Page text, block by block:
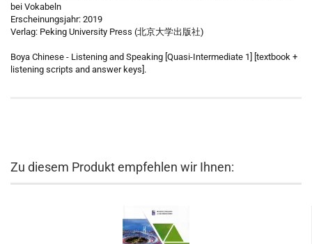
bei Vokabeln
Erscheinungsjahr: 2019
Verlag: Peking University Press (北京大学出版社)
Boya Chinese - Listening and Speaking [Quasi-Intermediate 1] [textbook +
listening scripts and answer keys].
Zu diesem Produkt empfehlen wir Ihnen: